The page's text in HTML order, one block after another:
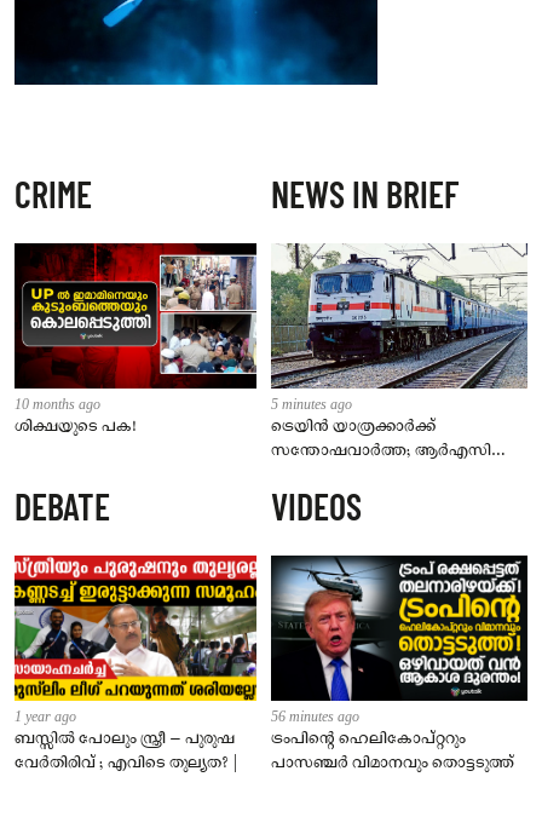
CRIME
10 months ago
ശിക്ഷയുടെ പക!
NEWS IN BRIEF
5 minutes ago
ട്രെയിൻ യാത്രക്കാർക്ക്
സന്തോഷവാർത്ത; ആർഎസി
കമ്പിളിപ്പുതപ്പ് ലഭിക്കും
DEBATE
1 year ago
ബസ്സിൽ പോലും സ്ത്രീ – പുരുഷ
വേർതിരിവ് ; എവിടെ തുല്യത? |
VIDEOS
56 minutes ago
ട്രംപിന്റെ ഹെലികോപ്റ്ററും
പാസഞ്ചര്‍ വിമാനവും തൊട്ടടുത്ത്